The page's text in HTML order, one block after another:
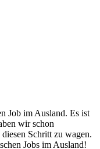
Job im Ausland. Es ist
wir schon
Schritt zu wagen.
Jobs im Ausland!